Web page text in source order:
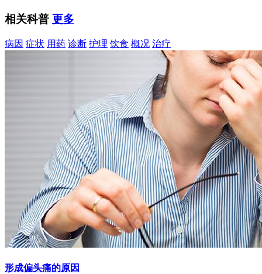
相关科普 更多
病因 症状 用药 诊断 护理 饮食 概况 治疗
形成偏头痛的原因